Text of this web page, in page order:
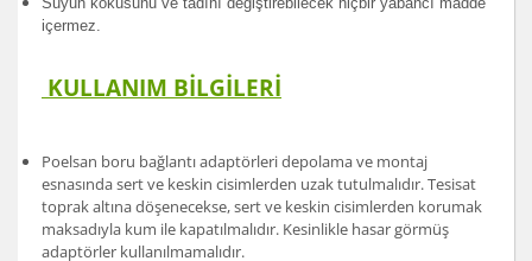
içermez.
KULLANIM BİLGİLERİ
Poelsan boru bağlantı adaptörleri depolama ve montaj
esnasında sert ve keskin cisimlerden uzak tutulmalıdır. Tesisat
toprak altına döşenecekse, sert ve keskin cisimlerden korumak
maksadıyla kum ile kapatılmalıdır. Kesinlikle hasar görmüş
adaptörler kullanılmamalıdır.